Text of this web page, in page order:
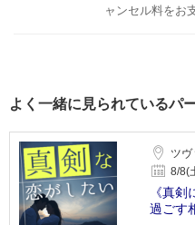
ャンセル料をお
よく一緒に見られているパ
ツヴ
8/8(
《真
過ごす